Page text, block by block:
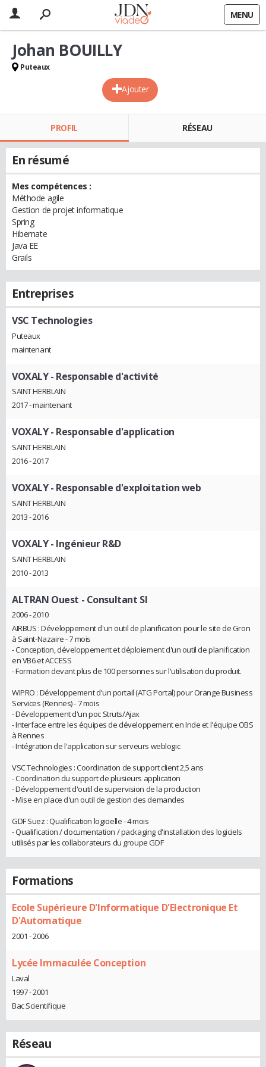
MENU
Ajouter
Johan BOUILLY
Puteaux
PROFIL RÉSEAU
En résumé
Mes compétences :
Méthode agile
Gestion de projet informatique
Spring
Hibernate
Java EE
Grails
Entreprises
VSC Technologies
Puteaux
maintenant
VOXALY- Responsable d'activité
SAINT HERBLAIN
2017 - maintenant
VOXALY- Responsable d'application
SAINT HERBLAIN
2016 - 2017
VOXALY- Responsable d'exploitation web
SAINT HERBLAIN
2013 - 2016
VOXALY- Ingénieur R&D
SAINT HERBLAIN
2010 - 2013
ALTRAN Ouest - Consultant SI
2006 - 2010
AIRBUS : Développement d'un outil de planification pour le site de Gron
à Saint-Nazaire - 7 mois
- Conception, développement et déploiement d'un outil de planification
en VB6 et ACCESS
- Formation devant plus de 100 personnes sur l'utilisation du produit.
WIPRO : Développement d'un portail (ATG Portal) pour Orange Business
Services (Rennes) - 7 mois
- Développement d'un poc Struts/Ajax
- Interface entre les équipes de développement en Inde et l'équipe OBS
à Rennes
- Intégration de l'application sur serveurs weblogic
VSC Technologies : Coordination de support client 2,5 ans
- Coordination du support de plusieurs application
- Développement d'outil de supervision de la production
- Mise en place d'un outil de gestion des demandes
GDF Suez : Qualification logicielle - 4 mois
- Qualification / documentation / packaging d'installation des logiciels
utilisés par les collaborateurs du groupe GDF
Formations
Ecole Supérieure D'Informatique D'Electronique Et
D'Automatique
2001 - 2006
Lycée Immaculée Conception
Laval
1997 - 2001
Bac Scientifique
Réseau